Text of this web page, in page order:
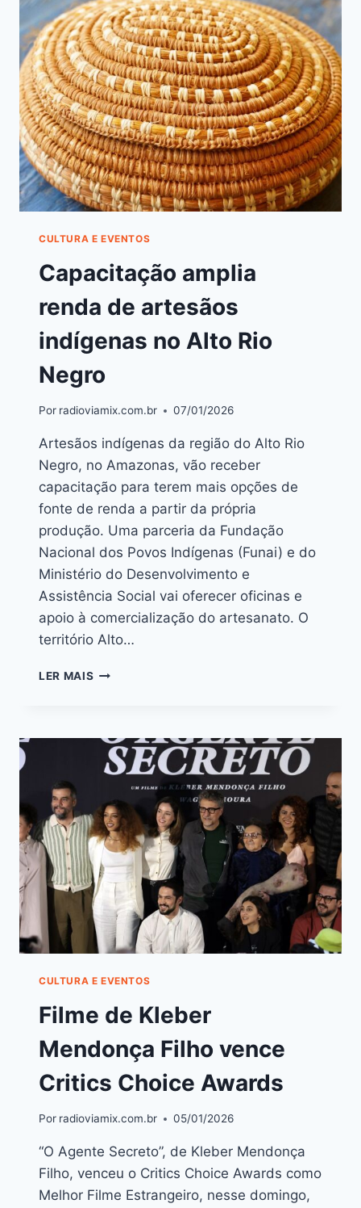
CULTURA E EVENTOS
Capacitação amplia
renda de artesãos
indígenas no Alto Rio
Negro
Por radioviamix.com.br 07/01/2026
Artesãos indígenas da região do Alto Rio
Negro, no Amazonas, vão receber
capacitação para terem mais opções de
fonte de renda a partir da própria
produção. Uma parceria da Fundação
Nacional dos Povos Indígenas (Funai) e do
Ministério do Desenvolvimento e
Assistência Social vai oferecer oficinas e
apoio à comercialização do artesanato. O
território Alto…
LER MAIS
CULTURA E EVENTOS
Filme de Kleber
Mendonça Filho vence
Critics Choice Awards
Por radioviamix.com.br 05/01/2026
“O Agente Secreto”, de Kleber Mendonça
Filho, venceu o Critics Choice Awards como
Melhor Filme Estrangeiro, nesse domingo,